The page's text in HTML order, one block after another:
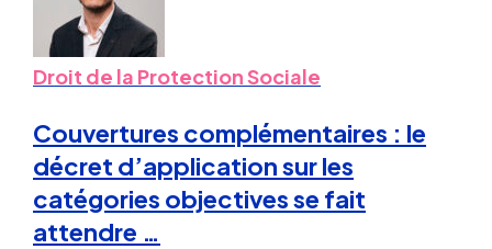
Droit de la Protection Sociale
Couvertures complémentaires : le
décret d’application sur les
catégories objectives se fait
attendre …